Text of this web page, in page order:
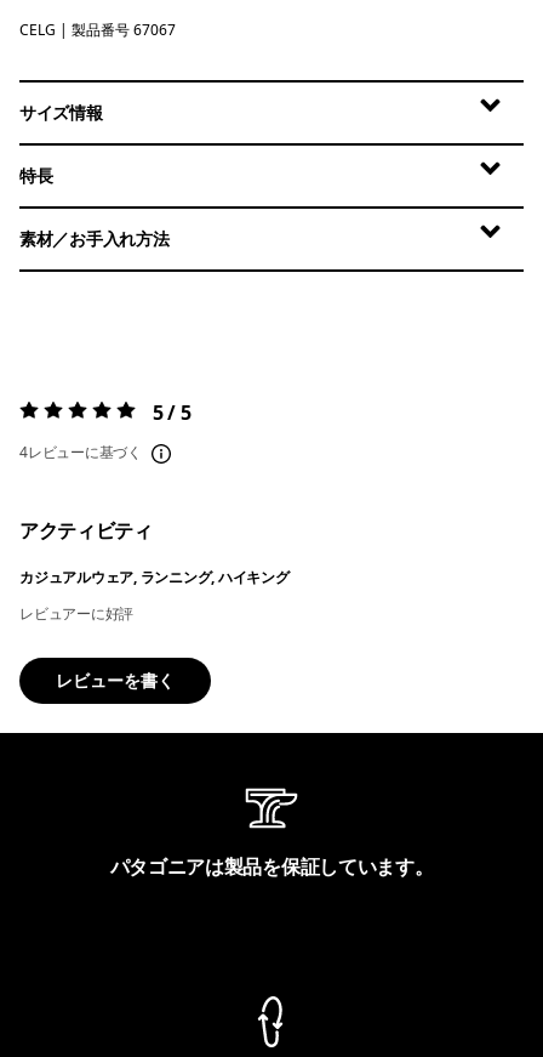
Celery Green
CELG | 製品番号 67067
サイズ情報
特長
素材／お手入れ方法
評価:5 / 5 5 / 5
4レビューに基づく
アクティビティ
カジュアルウェア, ランニング, ハイキング
レビュアーに好評
レビューを書く
パタゴニアは製品を保証しています。